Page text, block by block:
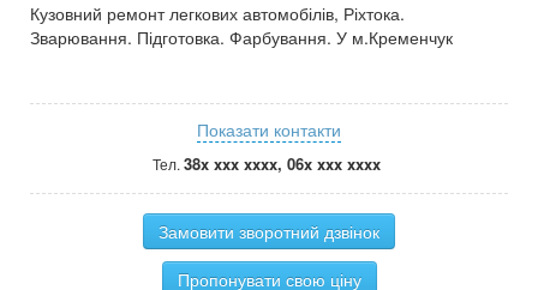
Кузовний ремонт легкових автомобілів, Ріхтока.
Зварювання. Підготовка. Фарбування. У м.Кременчук
Показати контакти
Тел. 38x xxx xxxx, 06x xxx xxxx
Замовити зворотний дзвінок
Пропонувати свою ціну